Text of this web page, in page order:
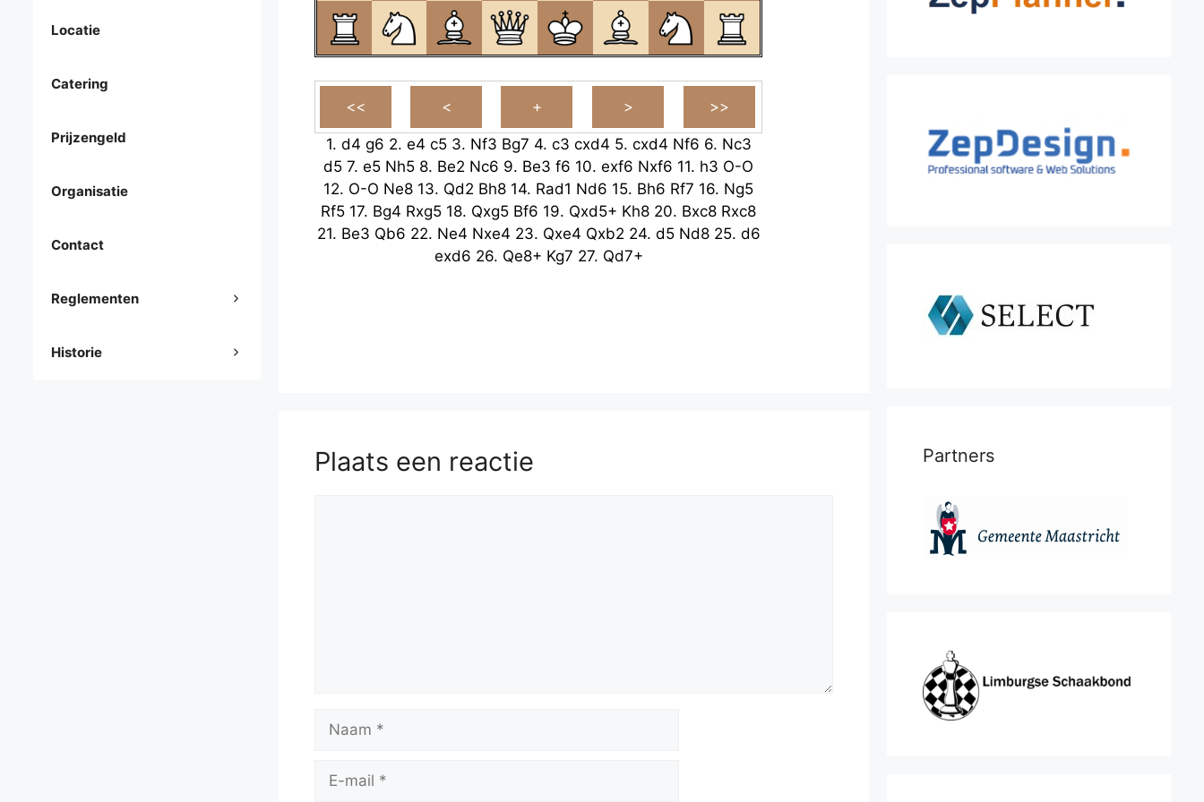
1. d4 g6 2. e4 c5 3. Nf3 Bg7 4. c3 cxd4 5. cxd4 Nf6 6. Nc3
d5 7. e5 Nh5 8. Be2 Nc6 9. Be3 f6 10. exf6 Nxf6 11. h3 O-O
12. O-O Ne8 13. Qd2 Bh8 14. Rad1 Nd6 15. Bh6 Rf7 16. Ng5
Rf5 17. Bg4 Rxg5 18. Qxg5 Bf6 19. Qxd5+ Kh8 20. Bxc8 Rxc8
21. Be3 Qb6 22. Ne4 Nxe4 23. Qxe4 Qxb2 24. d5 Nd8 25. d6
exd6 26. Qe8+ Kg7 27. Qd7+
Plaats een reactie
mail
Locatie
Catering
Prijzengeld
Organisatie
Contact
Reglementen
Historie
Partners